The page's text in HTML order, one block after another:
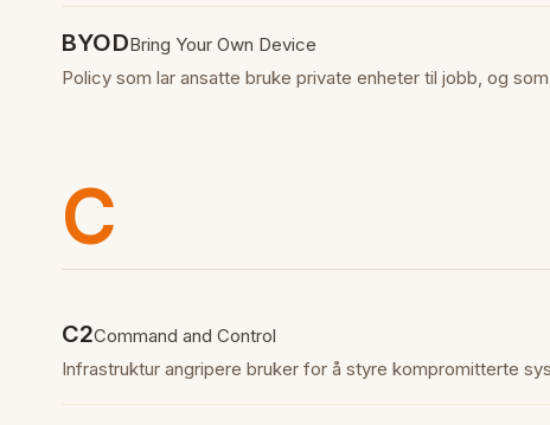
BYODBring Your Own Device
Policy som lar ansatte bruke private enheter til jobb, og
C
C2Command and Control
Infrastruktur angripere bruker for å styre kompromitterte